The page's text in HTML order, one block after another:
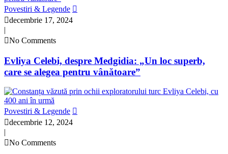
Povestiri & Legende
decembrie 17, 2024
|
No Comments
Evliya Celebi, despre Medgidia: „Un loc superb,
care se alegea pentru vânătoare”
Povestiri & Legende
decembrie 12, 2024
|
No Comments